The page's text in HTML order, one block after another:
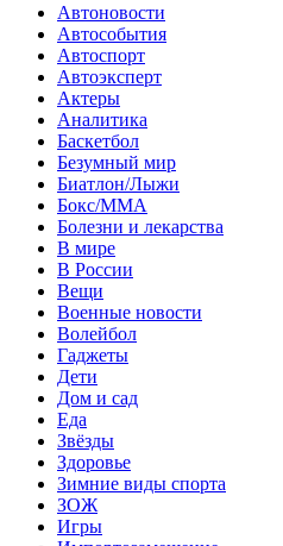
Автоновости
Автособытия
Автоспорт
Автоэксперт
Актеры
Аналитика
Баскетбол
Безумный мир
Биатлон/Лыжи
Бокс/MMA
Болезни и лекарства
В мире
В России
Вещи
Военные новости
Волейбол
Гаджеты
Дети
Дом и сад
Еда
Звёзды
Здоровье
Зимние виды спорта
ЗОЖ
Игры